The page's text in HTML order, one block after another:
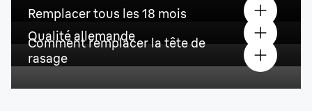
Remplacer tous les 18 mois
Qualité allemande
Comment remplacer la tête de
rasage